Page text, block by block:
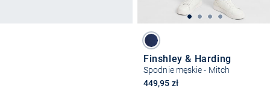
Finshley & Harding
Spodnie męskie - Mitch
449,95 zł